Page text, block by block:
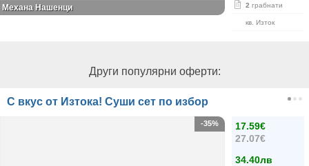
2 грабнати
кв. Изток
Механа Нашенци
Други популярни оферти:
С вкус от Изтока! Суши сет по избор
17.59€
27.07€
34.40лв
-35%